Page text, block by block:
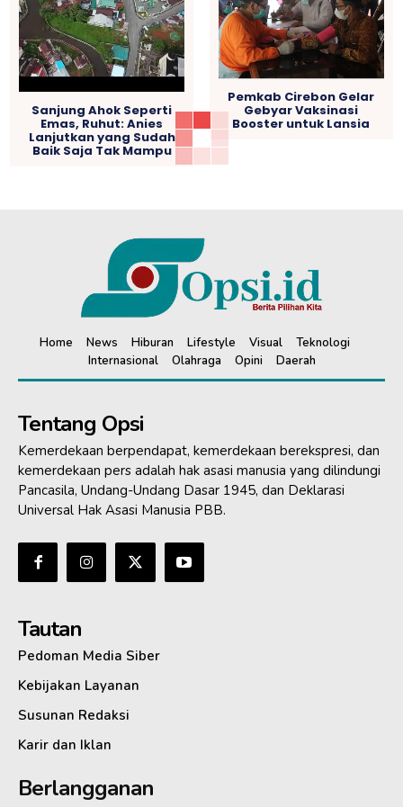
Sanjung Ahok Seperti
Emas, Ruhut: Anies
Lanjutkan yang Sudah
Baik Saja Tak Mampu
Pemkab Cirebon Gelar
Gebyar Vaksinasi
Booster untuk Lansia
Home News Hiburan Lifestyle Visual
Teknologi
Internasional
Olahraga Opini Daerah
Tentang Opsi
Kemerdekaan berpendapat, kemerdekaan berekspresi, dan
kemerdekaan pers adalah hak asasi manusia yang dilindungi
Pancasila, Undang-Undang Dasar 1945, dan Deklarasi
Universal Hak Asasi Manusia PBB.
Tautan
Pedoman Media Siber
Kebijakan Layanan
Susunan Redaksi
Karir dan Iklan
Berlangganan